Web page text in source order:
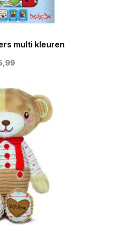
multi kleuren